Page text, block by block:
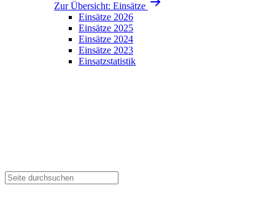
Zur Übersicht: Einsätze
Einsätze 2026
Einsätze 2025
Einsätze 2024
Einsätze 2023
Einsatzstatistik